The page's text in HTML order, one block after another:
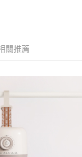
商業銀行
使用無須另外申請。
動跳轉到大哥付的交易
止日，確認付款後即完
關推薦